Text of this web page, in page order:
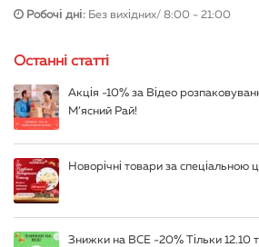
Робочі дні: Без вихідних/ 8:00 - 21:00
Останні статті
Акція -10% за Відео
М’ясний Рай!
Новорічні товари за спеціальною
Знижки на ВСЕ -20% Тільки 12.10